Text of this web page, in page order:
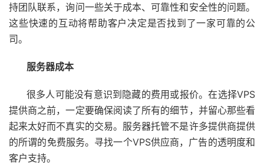
持团队联系，询问一些关于成本、可靠性和安全性的问题。
这些快速的互动将帮助客户决定是否找到了一家可靠的公
司。
服务器成本
很多人可能没有意识到隐藏的费用或报价。在选择VPS
提供商之前，一定要确保阅读了所有的细节，并留心那些看
起来太好而不真实的交易。服务器托管不是许多提供商提供
的所谓的免费服务。寻找一个VPS供应商，广告的透明度和
客户支持。